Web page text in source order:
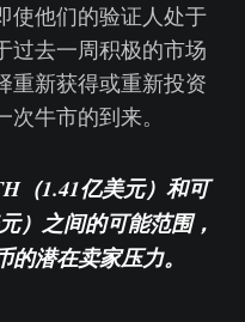
使他们的验证人处于
过去一周积极的市场
重新获得或重新投资
牛市的到来。
（1.41亿美元）和可
）之间的可能范围，
潜在卖家压力。